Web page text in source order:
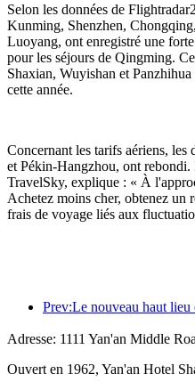
Selon les données de
Kunming, Shenzhen,
Luoyang, ont enregistré une
pour les séjours de Qingming.
Shaxian, Wuyishan et
cette année.
Concernant les tarifs aériens,
et Pékin-Hangzhou, ont rebondi.
TravelSky, explique : « À
Achetez moins cher, obtenez un
frais de voyage liés aux
Adresse: 1111 Yan'an Middle
Ouvert en 1962, Yan'an Hotel